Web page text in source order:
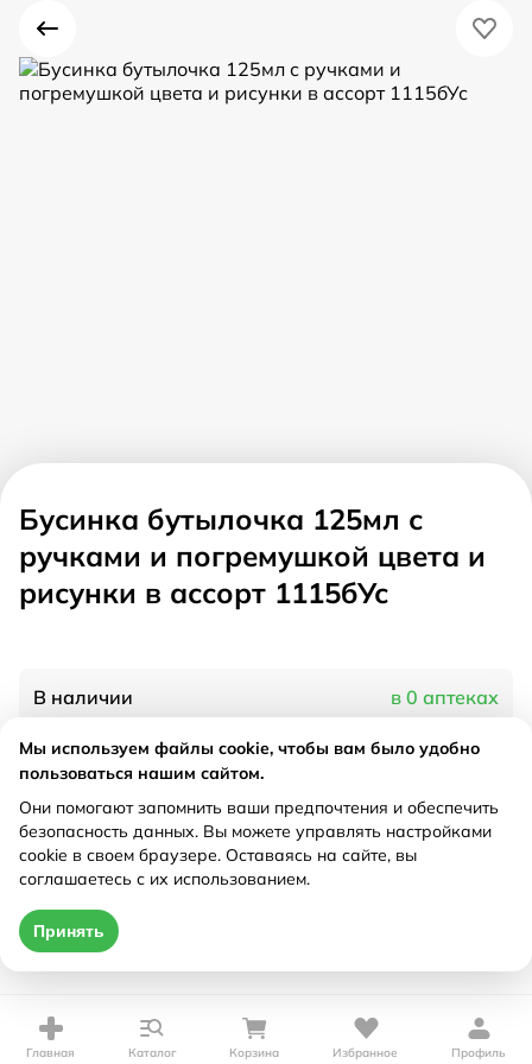
Бусинка бутылочка 125мл с
ручками и погремушкой цвета и
рисунки в ассорт 1115бУс
В наличии в 0 аптеках
Характеристики
Рецепт Не требуется
Главная Каталог Корзина Избранное Профиль
Мы используем файлы cookie, чтобы вам было удобно
пользоваться нашим сайтом.
Они помогают запомнить ваши предпочтения и обеспечить
безопасность данных. Вы можете управлять настройками
cookie в своем браузере. Оставаясь на сайте, вы
соглашаетесь с их использованием.
Принять